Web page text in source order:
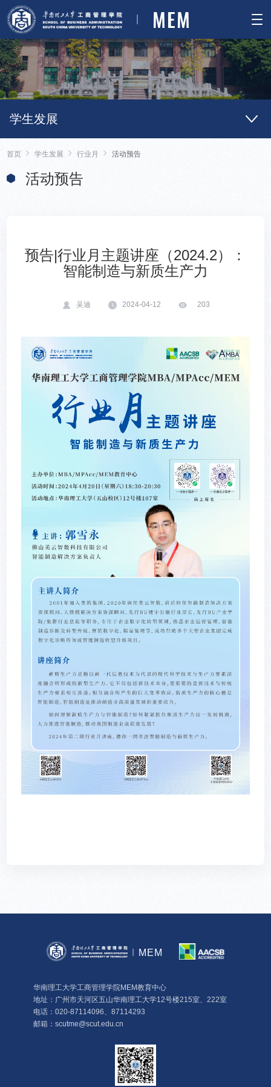
MEM
学生发展
首页 学生发展 行业月 活动预告
活动预告
预告|行业月主题讲座（2024.2）：
智能制造与新质生产力
吴迪 2024-04-12 203
MEM
华南理工大学工商管理学院MEM教育中心
地址：广州市天河区五山华南理工大学12号楼215室、222室
电话：020-87114096、87114293
邮箱：scutme@scut.edu.cn